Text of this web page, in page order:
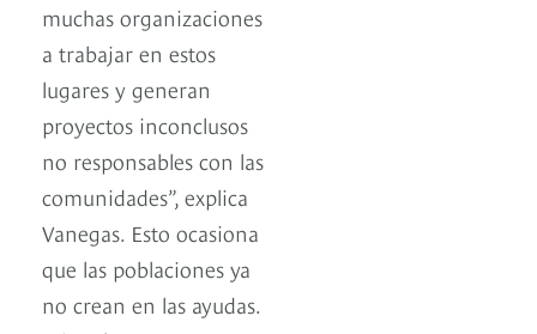
muchas organizaciones
a trabajar en estos
lugares y generan
proyectos inconclusos
no responsables con las
comunidades”, explica
Vanegas. Esto ocasiona
que las poblaciones ya
no crean en las ayudas.